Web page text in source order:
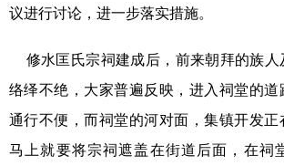
议进行讨论，进一步落实措施。
修水匡氏宗祠建成后，前来朝拜的族
络绎不绝，大家普遍反映，进入祠堂的道
通行不便，而祠堂的河对面，集镇开发正
马上就要将宗祠遮盖在街道后面，在祠